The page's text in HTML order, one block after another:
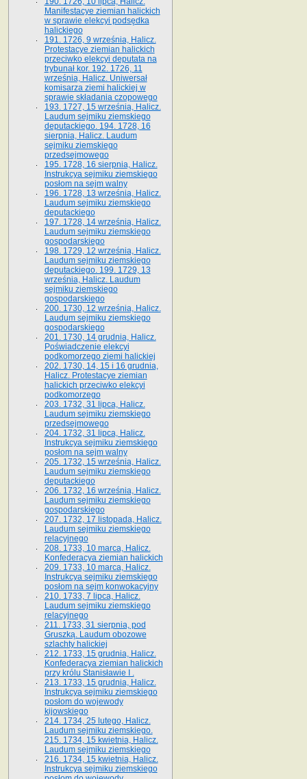
Manifestacye ziemian halickich
w sprawie elekcyi podsędka
halickiego
191. 1726, 9 września, Halicz.
Protestacye ziemian halickich
przeciwko elekcyi deputata na
trybunał kor. 192. 1726, 11
września, Halicz. Uniwersał
komisarza ziemi halickiej w
sprawie składania czopowego
193. 1727, 15 września, Halicz.
Laudum sejmiku ziemskiego
deputackiego. 194. 1728, 16
sierpnia, Halicz. Laudum
sejmiku ziemskiego
przedsejmowego
195. 1728, 16 sierpnia, Halicz.
Instrukcya sejmiku ziemskiego
posłom na sejm walny
196. 1728, 13 września, Halicz.
Laudum sejmiku ziemskiego
deputackiego
197. 1728, 14 września, Halicz.
Laudum sejmiku ziemskiego
gospodarskiego
198. 1729, 12 września, Halicz.
Laudum sejmiku ziemskiego
deputackiego. 199. 1729, 13
września, Halicz. Laudum
sejmiku ziemskiego
gospodarskiego
200. 1730, 12 września, Halicz.
Laudum sejmiku ziemskiego
gospodarskiego
201. 1730, 14 grudnia, Halicz.
Poświadczenie elekcyi
podkomorzego ziemi halickiej
202. 1730, 14, 15 i 16 grudnia,
Halicz. Protestacye ziemian
halickich przeciwko elekcyi
podkomorzego
203. 1732, 31 lipca, Halicz.
Laudum sejmiku ziemskiego
przedsejmowego
204. 1732, 31 lipca, Halicz.
Instrukcya sejmiku ziemskiego
posłom na sejm walny
205. 1732, 15 września, Halicz.
Laudum sejmiku ziemskiego
deputackiego
206. 1732, 16 września, Halicz.
Laudum sejmiku ziemskiego
gospodarskiego
207. 1732, 17 listopada, Halicz.
Laudum sejmiku ziemskiego
relacyjnego
208. 1733, 10 marca, Halicz.
Konfederacya ziemian halickich­
209. 1733, 10 marca, Halicz.
Instrukcya sejmiku ziemskiego
posłom na sejm konwokacyjny
210. 1733, 7 lipca, Halicz.
Laudum sejmiku ziemskiego
relacyjnego
211. 1733, 31 sierpnia, pod
Gruszką. Laudum obozowe
szlachty halickiej
212. 1733, 15 grudnia, Halicz.
Konfederacya ziemian halickich
przy królu Stanisławie I .
213. 1733, 15 grudnia, Halicz.
Instrukcya sejmiku ziemskiego
posłom do wojewody
kijowskiego
214. 1734, 25 lutego, Halicz.
Laudum sejmiku ziemskiego.
215. 1734, 15 kwietnia, Halicz.
Laudum sejmiku ziemskiego
216. 1734, 15 kwietnia, Halicz.
Instrukcya sejmiku ziemskiego